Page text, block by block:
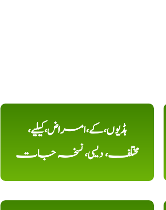
ہڈیوں،کے،امراض،کیلیے،
مختلف، دیسی، نسخہ جات